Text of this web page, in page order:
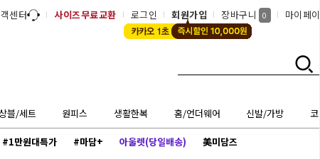
센터 사이즈무료교환 로그인 회원가입 장바구니 0 마이페
블/세트 원피스 생활한복 홈/언더웨어 신발/가방
#1만원대특가 #마담+ 아울렛(당일배송) 美미담즈